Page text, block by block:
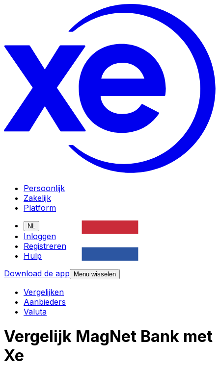
Persoonlijk
Zakelijk
Platform
NL
Inloggen
Registreren
Hulp
Download de app
Menu wisselen
Vergelijken
Aanbieders
Valuta
Vergelijk MagNet Bank met
Xe